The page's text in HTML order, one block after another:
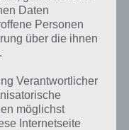
zu Jamaika? Zu
auch immer eine
gehört, vor allem in
auch später bei
doch wie kann
Daten
Personen
über die ihnen
Verantwortlicher
möglichst
Internetseite